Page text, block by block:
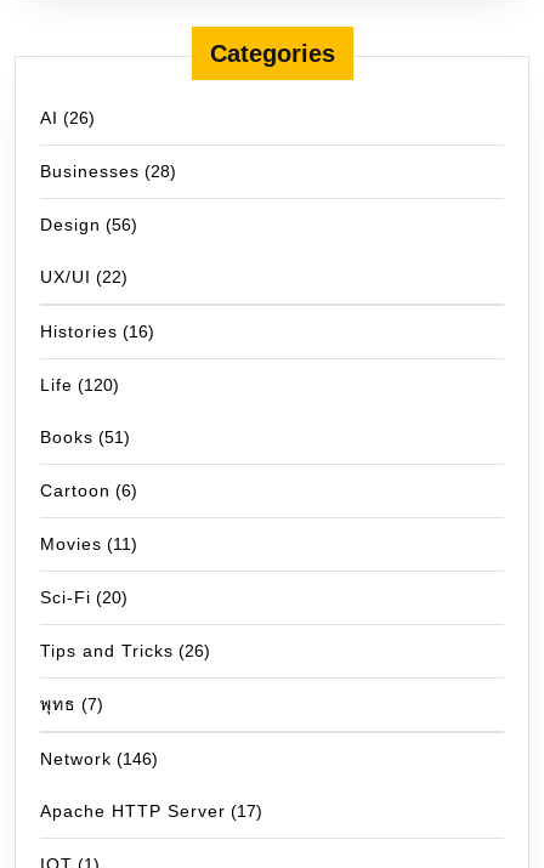
Categories
AI (26)
Businesses (28)
Design (56)
UX/UI (22)
Histories (16)
Life (120)
Books (51)
Cartoon (6)
Movies (11)
Sci-Fi (20)
Tips and Tricks (26)
พุทธ (7)
Network (146)
Apache HTTP Server (17)